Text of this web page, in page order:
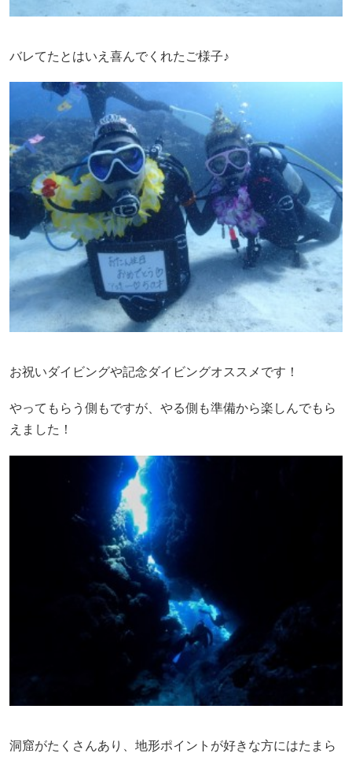
バレてたとはいえ喜んでくれたご様子♪
お祝いダイビングや記念ダイビングオススメです！
やってもらう側もですが、やる側も準備から楽しんでもら
えました！
洞窟がたくさんあり、地形ポイントが好きな方にはたまら